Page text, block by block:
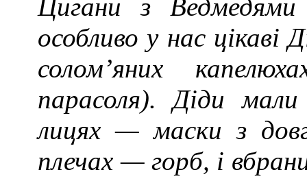
Цигани з
особливо у нас цікаві
солом’яних
парасоля). Діди
лицях — маски з
плечах — горб, і